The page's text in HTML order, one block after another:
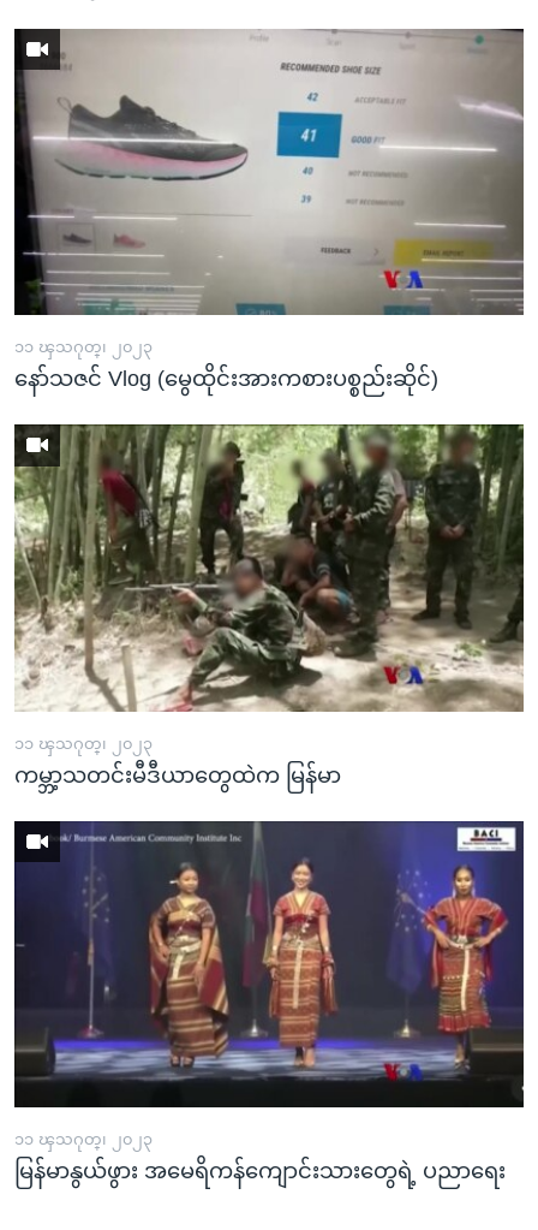
၁၁ ၾသဂုတ္၊ ၂၀၂၃
နော်သဇင် Vlog (မွေထိုင်းအားကစားပစ္စည်းဆိုင်)
၁၁ ၾသဂုတ္၊ ၂၀၂၃
ကမ္ဘာ့သတင်းမီဒီယာတွေထဲက မြန်မာ
၁၁ ၾသဂုတ္၊ ၂၀၂၃
မြန်မာနွယ်ဖွား အမေရိကန်ကျောင်းသားတွေရဲ့ ပညာရေး